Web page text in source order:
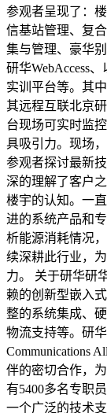
参观者呈现了：
信基站管理、复
集与管理、豪华
研华WebAccess
实训平台等。其
其远程互联北京
台现场可实时监
具吸引力。现场
参观者探讨最新
深的理解了客户
楼宇的认知。一
进的系统产品和
析能源消耗情况
续深耕此行业，
力。 关于研华研
赖的创新型嵌入
整的系统集成、
物流支持等。研
Communications
伴的密切合作，
有5400多名专职
一个广泛的技术